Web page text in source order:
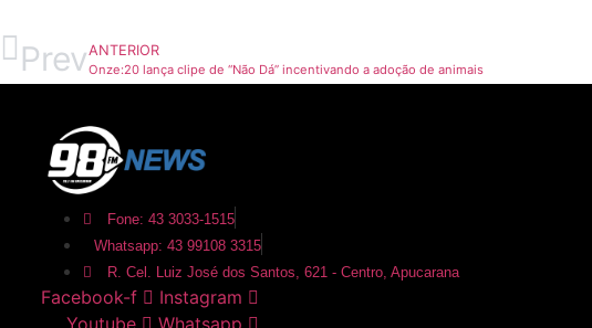
PrevANTERIOR
Onze:20 lança clipe de “Não Dá” incentivando a adoção de animais
Fone: 43 3033-1515
Whatsapp: 43 99108 3315
R. Cel. Luiz José dos Santos, 621 - Centro, Apucarana
Facebook-f
Instagram
Youtube
Whatsapp